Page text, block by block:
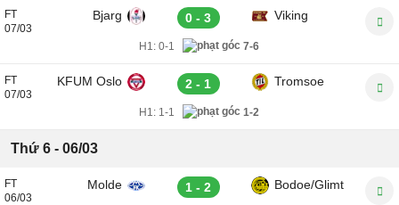
FT
07/03
Bjarg 0 - 3 Viking
H1:0-1 7-6
FT
07/03
KFUM Oslo 2 - 1 Tromsoe
H1:1-1 1-2
Thứ 6 - 06/03
FT
06/03
Molde 1 - 2 Bodoe/Glimt